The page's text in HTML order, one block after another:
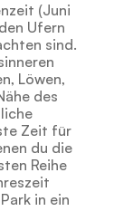
(Juni
Ufern
sind.
Löwen,
des
Zeit für
du die
Reihe
in ein